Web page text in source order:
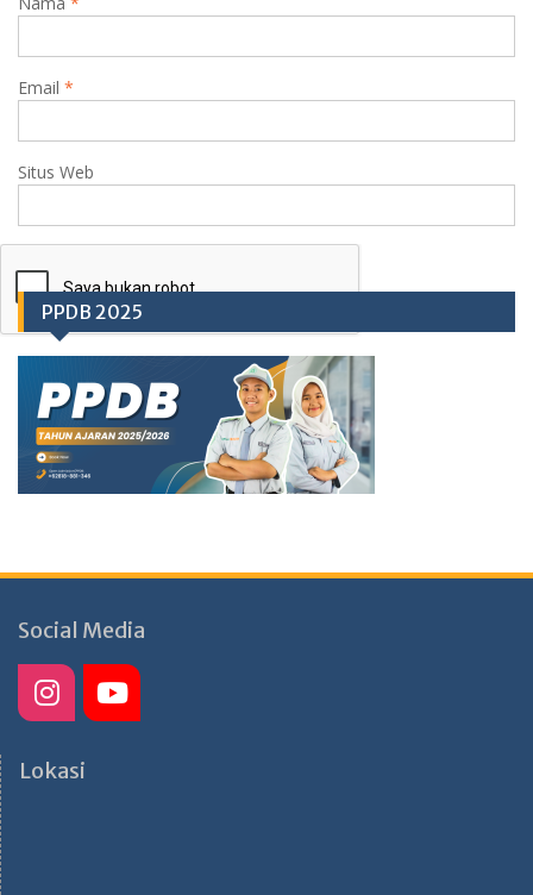
Email *
Situs Web
PPDB 2025
Social Media
Lokasi